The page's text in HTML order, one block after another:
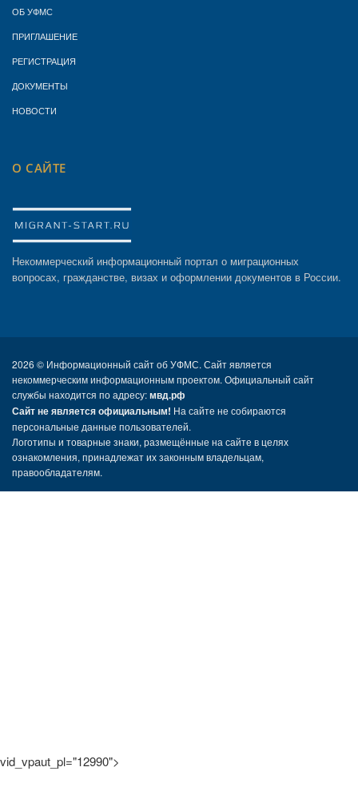
ОБ УФМС
ПРИГЛАШЕНИЕ
РЕГИСТРАЦИЯ
ДОКУМЕНТЫ
НОВОСТИ
О САЙТЕ
Некоммерческий информационный портал о миграционных
вопросах, гражданстве, визах и оформлении документов в России.
2026 © Информационный сайт об УФМС. Сайт является
некоммерческим информационным проектом. Официальный сайт
службы находится по адресу:мвд.рф
Сайт не является официальным! На сайте не собираются
персональные данные пользователей.
Логотипы и товарные знаки, размещённые на сайте в целях
ознакомления, принадлежат их законным владельцам,
правообладателям.
vid_vpaut_pl="12990">